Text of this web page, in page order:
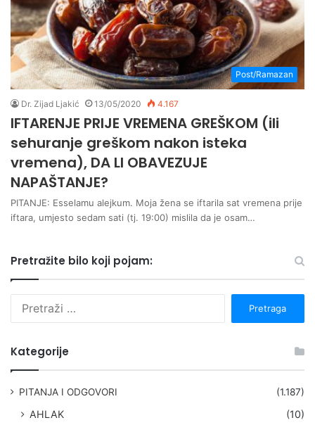
Post/Ramazan
Dr. Zijad Ljakić 13/05/2020 4.167
IFTARENJE PRIJE VREMENA GREŠKOM (ili
sehuranje greškom nakon isteka
vremena), DA LI OBAVEZUJE
NAPAŠTANJE?
PITANJE: Esselamu alejkum. Moja žena se iftarila sat vremena prije
iftara, umjesto sedam sati (tj. 19:00) mislila da je osam…
Pretražite bilo koji pojam:
Kategorije
PITANJA I ODGOVORI (1.187)
AHLAK
(10)